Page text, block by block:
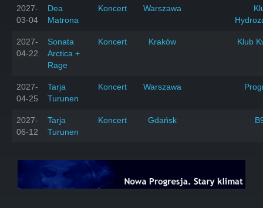
2027-
03-04
Dea
Matrona
Koncert Warszawa
2027-
04-22
Sonata
Arctica +
Rage
Koncert Kraków Klub
2027-
04-25
Tarja
Turunen
Koncert Warszawa
2027-
06-12
Tarja
Turunen
Koncert Gdańsk